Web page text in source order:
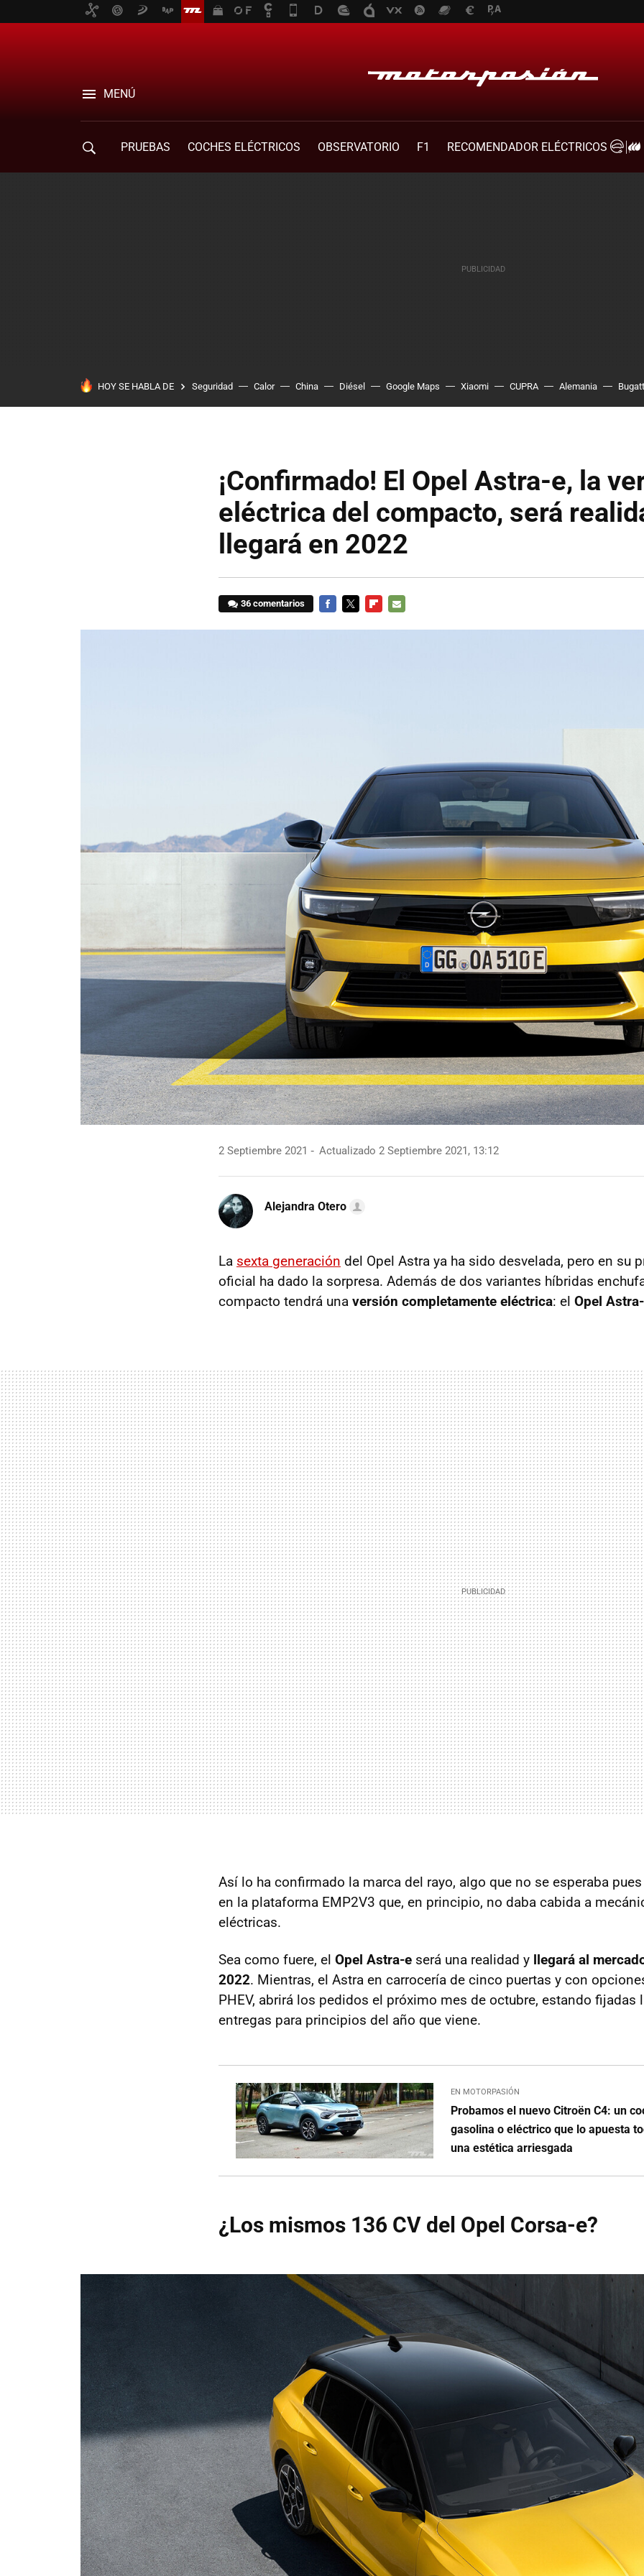
MENÚ
PRUEBAS COCHES ELÉCTRICOS OBSERVATORIO F1
RECOMENDADOR ELÉCTRICOS
HOY SE HABLA DE Seguridad Calor China Diésel Google Maps Xiaomi CUPRA Alemania
¡Confirmado! El Opel Astra-e, la
eléctrica del compacto, será
llegará en 2022
36 comentarios
2 Septiembre 2021 Actualizado 2 Septiembre 2021, 13:12
Alejandra Otero
La sexta generación del Opel Astra ya ha sido desvelada, pero en su
oficial ha dado la sorpresa. Además de dos variantes híbridas
compacto tendrá una versión completamente eléctrica: el Opel
Así lo ha confirmado la marca del rayo, algo que no se esperaba
en la plataforma EMP2V3 que, en principio, no daba cabida a
eléctricas.
Sea como fuere, el Opel Astra-e será una realidad y llegará al
2022. Mientras, el Astra en carrocería de cinco puertas y con
PHEV, abrirá los pedidos el próximo mes de octubre, estando fijadas
entregas para principios del año que viene.
EN MOTORPASIÓN
Probamos el nuevo Citroën C4: un
gasolina o eléctrico que lo apuesta
una estética arriesgada
¿Los mismos 136 CV del Opel Corsa-e?